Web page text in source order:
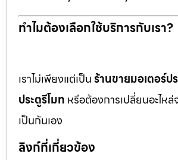
ทำไมต้องเลือกใช้บริการกับเรา?
เราไม่เพียงแต่เป็นร้านขายมอเตอร์ป
ประตูรีโมท หรือต้องการเปลี่ยนอะไหล่
เป็นกันเอง
ลิงก์ที่เกี่ยวข้อง